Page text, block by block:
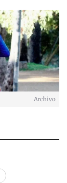
Archivo